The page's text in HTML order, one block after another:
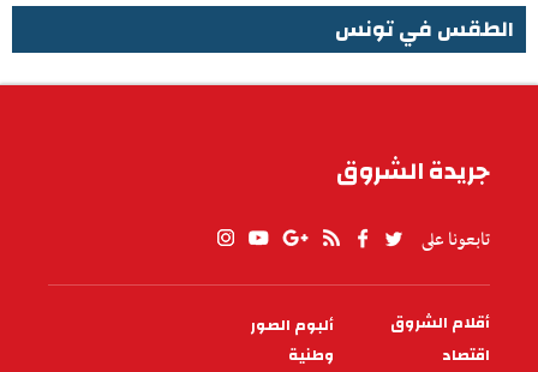
الطقس في تونس
جريدة الشروق
تابعونا على
PIED
DE
أقلام الشروق
ألبوم الصور
اقتصاد
وطنية